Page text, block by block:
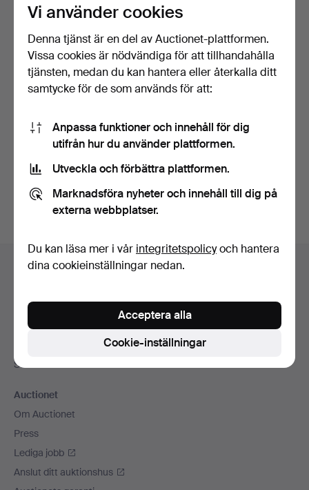
SYMASKIN, Singer
Featherweight 221, Elizab…
Bevaka sökning
Du kan också söka i vårt arkiv med avslutade auktioner
Sidfotsnavigation
Hjälp och kontakt
Alla auktionshus
Betalningsalternativ
Sociala medier
Auctionet
Om Auctionet
Press
Lediga jobb
Anslut ditt auktionshus
Vi använder cookies
Denna tjänst är en del av Auctionet-plattformen.
Vissa cookies är nödvändiga för att tillhandahålla
tjänsten, medan du kan hantera eller återkalla ditt
samtycke för de som används för att:
Anpassa funktioner och innehåll för dig
utifrån hur du använder plattformen.
Utveckla och förbättra plattformen.
Marknadsföra nyheter och innehåll till dig på
externa webbplatser.
Du kan läsa mer i vår integritetspolicyoch hantera
dina cookieinställningar nedan.
Cookie-inställningar
Acceptera alla